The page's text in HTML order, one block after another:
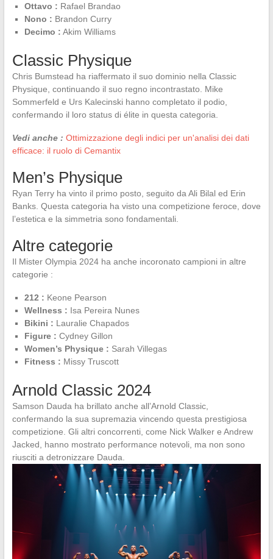
Ottavo : Rafael Brandao
Nono : Brandon Curry
Decimo : Akim Williams
Classic Physique
Chris Bumstead ha riaffermato il suo dominio nella Classic
Physique, continuando il suo regno incontrastato. Mike
Sommerfeld e Urs Kalecinski hanno completato il podio,
confermando il loro status di élite in questa categoria.
Vedi anche : Ottimizzazione degli indici per un'analisi dei dati
efficace: il ruolo di Cemantix
Men’s Physique
Ryan Terry ha vinto il primo posto, seguito da Ali Bilal ed Erin
Banks. Questa categoria ha visto una competizione feroce, dove
l’estetica e la simmetria sono fondamentali.
Altre categorie
Il Mister Olympia 2024 ha anche incoronato campioni in altre
categorie :
212 : Keone Pearson
Wellness : Isa Pereira Nunes
Bikini : Lauralie Chapados
Figure : Cydney Gillon
Women’s Physique : Sarah Villegas
Fitness : Missy Truscott
Arnold Classic 2024
Samson Dauda ha brillato anche all’Arnold Classic,
confermando la sua supremazia vincendo questa prestigiosa
competizione. Gli altri concorrenti, come Nick Walker e Andrew
Jacked, hanno mostrato performance notevoli, ma non sono
riusciti a detronizzare Dauda.